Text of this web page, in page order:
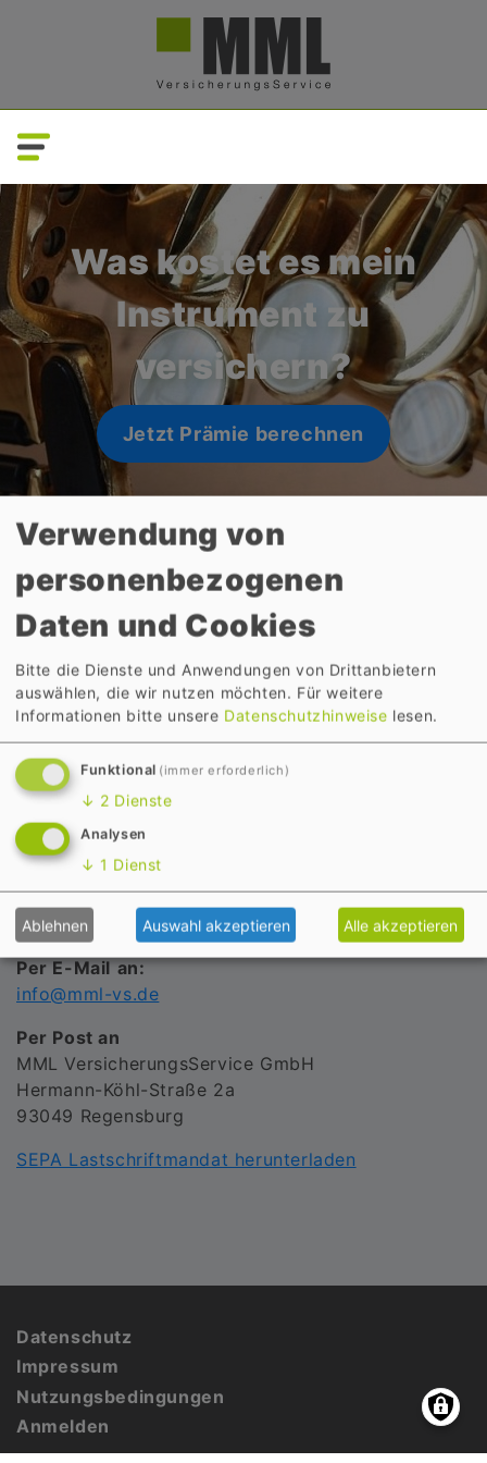
Was kostet es mein
Instrument zu
versichern?
Jetzt Prämie berechnen
Änderung der
Bankverbindung
Wenn Sie Ihre Bankverbindung ändern möchten
bitten wir Sie, folgendes SEPA Mandat
herunterzuladen. Bitte schicken Sie dieses
ausgefüllt und unterschrieben
Per E-Mail an:
info@mml-vs.de
Per Post an
MML VersicherungsService GmbH
Hermann-Köhl-Straße 2a
93049 Regensburg
SEPA Lastschriftmandat herunterladen
Fußbereich
Datenschutz
Impressum
Nutzungsbedingungen
Anmelden
Verwendung von
personenbezogenen
Daten und Cookies
Bitte die Dienste und Anwendungen von Drittanbietern
auswählen, die wir nutzen möchten. Für weitere
Informationen bitte unsere Datenschutzhinweise lesen.
Funktional (immer erforderlich)
↓ 2 Dienste
Analysen
↓ 1 Dienst
Ablehnen Auswahl akzeptieren Alle akzeptieren